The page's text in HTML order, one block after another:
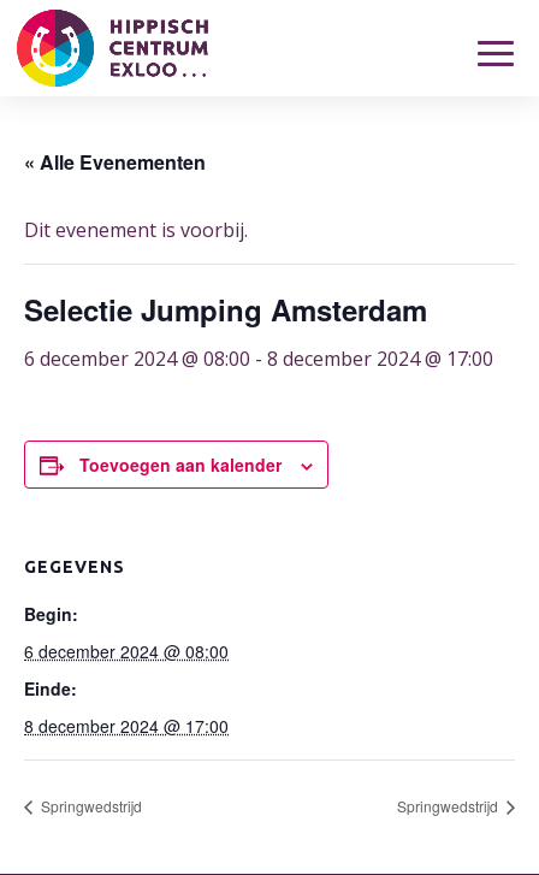
« Alle Evenementen
Dit evenement is voorbij.
Selectie Jumping Amsterdam
6 december 2024 @ 08:00 - 8 december 2024 @ 17:00
Toevoegen aan kalender
GEGEVENS
Begin:
6 december 2024 @ 08:00
Einde:
8 december 2024 @ 17:00
Springwedstrijd Springwedstrijd